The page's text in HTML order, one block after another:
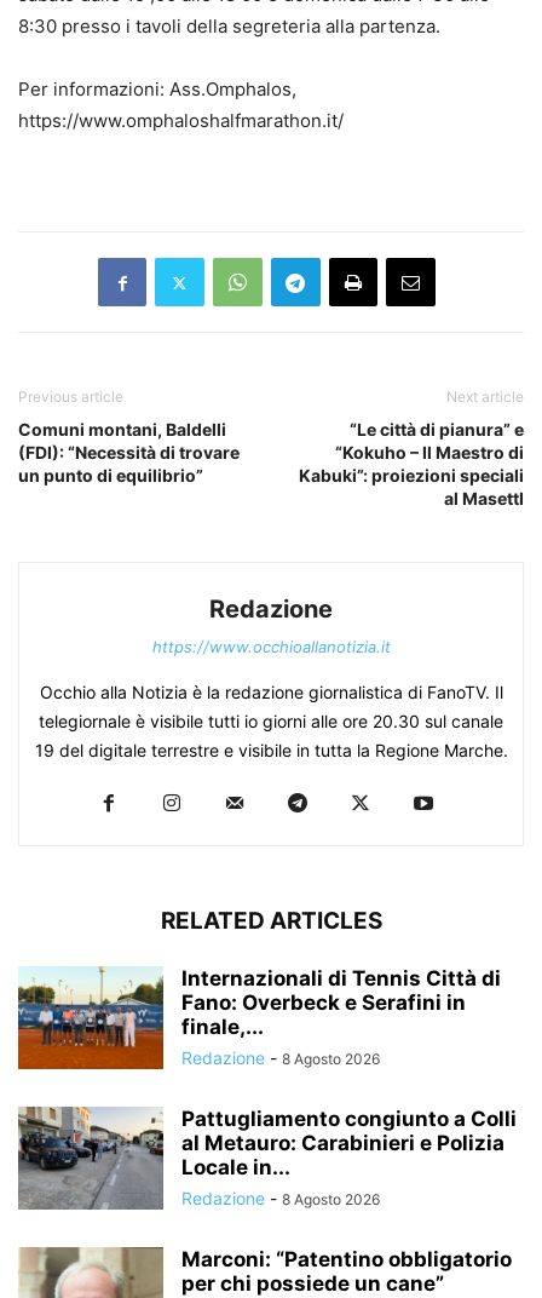
8:30 presso i tavoli della segreteria alla partenza.
Per informazioni: Ass.Omphalos,
https://www.omphaloshalfmarathon.it/
Previous article
Comuni montani, Baldelli
(FDI): “Necessità di trovare
un punto di equilibrio”
Next article
“Le città di pianura” e
“Kokuho – Il Maestro di
Kabuki”: proiezioni speciali
al MasettI
Redazione
https://www.occhioallanotizia.it
Occhio alla Notizia è la redazione giornalistica di FanoTV. Il
telegiornale è visibile tutti io giorni alle ore 20.30 sul canale
19 del digitale terrestre e visibile in tutta la Regione Marche.
RELATED ARTICLES
Internazionali di Tennis Città di
Fano: Overbeck e Serafini in
finale,...
Redazione - 8 Agosto 2026
Pattugliamento congiunto a Colli
al Metauro: Carabinieri e Polizia
Locale in...
Redazione - 8 Agosto 2026
Marconi: “Patentino obbligatorio
per chi possiede un cane”